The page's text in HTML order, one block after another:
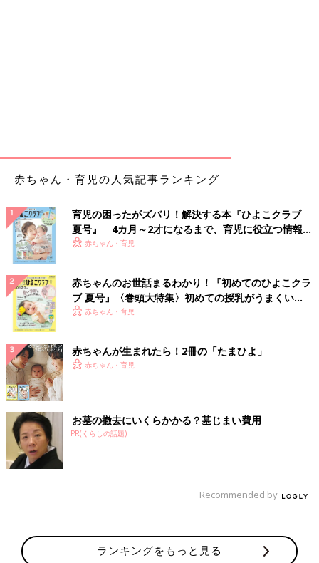
赤ちゃん・育児の人気記事ランキング
育児の困ったがズバリ！解決する本『ひよこクラブ
夏号』 4カ月～2才になるまで、育児に役立つ情報が
いっぱい！
赤ちゃん・育児
赤ちゃんのお世話まるわかり！『初めてのひよこクラ
ブ 夏号』〈巻頭大特集〉初めての授乳がうまくい
く！ おっぱい・ミルクの基本と夏のトラブル 解決テ
赤ちゃん・育児
赤ちゃんが生まれたら！2冊の「たまひよ」
赤ちゃん・育児
お墓の撤去にいくらかかる？墓じまい費用
PR(くらしの話題)
Recommended by
ランキングをもっと見る